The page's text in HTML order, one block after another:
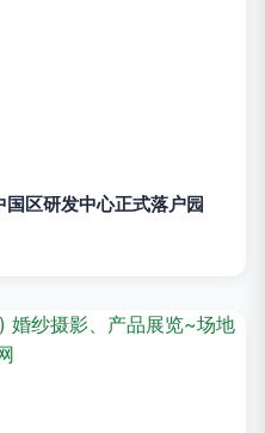
区研发中心正式落户园